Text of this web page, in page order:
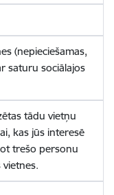
(nepieciešamas,
saturu sociālajos
tādu vietņu
kas jūs interesē
trešo personu
vietnes.